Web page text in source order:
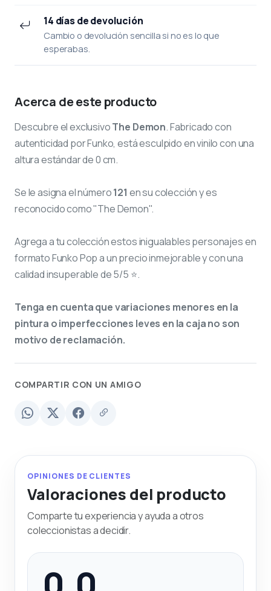
14 días de devolución
Cambio o devolución sencilla si no es lo que
esperabas.
Acerca de este producto
Descubre el exclusivoThe Demon. Fabricado con
autenticidad por Funko, está esculpido en vinilo con una
altura estándar de 0 cm.
Se le asigna el número121 en su colección y es
reconocido como "The Demon".
Agrega a tu colección estos inigualables personajes en
formato Funko Pop a un precio inmejorable y con una
calidad insuperable de 5/5 ⭐.
Tenga en cuenta que variaciones menores en la
pintura o imperfecciones leves en la caja no son
motivo de reclamación.
COMPARTIR CON UN AMIGO
OPINIONES DE CLIENTES
Valoraciones del producto
Comparte tu experiencia y ayuda a otros
coleccionistas a decidir.